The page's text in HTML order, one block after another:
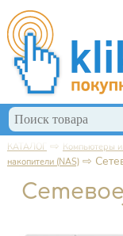
Перейти к основному
Форма поиска
Поиск
Вы здесь
КАТАЛОГ ⇨ Компьютеры
накопители (NAS)⇨